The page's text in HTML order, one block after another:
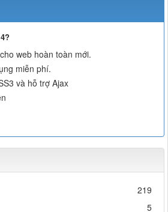
web hoàn toàn mới.
miễn phí.
và hỗ trợ Ajax
219
5